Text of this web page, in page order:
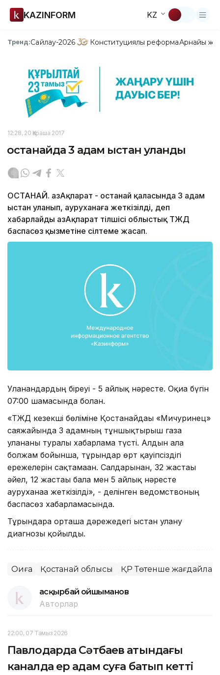
KAZINFORM KZ
Тренд:Сайлау-2026 Конституциялық реформаАрнайы
12:28, 20 Қараша 2017
Қостанайда 3 адам ыстан уланды
ҚОСТАНАЙ. ҚазАқпарат - Қостанай қаласында 3 адам
ыстан уланып, ауруханаға жеткізілді, деп
хабарлайды ҚазАқпарат тілшісі облыстық ТЖД
баспасөз қызметіне сілтеме жасап.
Уланғандардың біреуі - 5 айлық нәресте. Оқиға бүгін
07:00 шамасында болған.
«ТЖД кезекші бөліміне Қостанайдағы «Мичуринец»
саяжайында 3 адамның тұншықтырғыш газға
уланғаны туралы хабарлама түсті. Алдын ала
болжам бойынша, тұрғындар өрт қауіпсіздігі
ережелерін сақтамаған. Салдарынан, 32 жастағы
әйел, 12 жастағы бала мен 5 айлық нәресте
ауруханаға жеткізілді», - делінген ведомствоның
баспасөз хабарламасында.
Тұрғындарға орташа дәрежедегі ыстан улану
диагнозы қойылды.
Оқиға Қостанай облысы ҚР Төтенше жағдайлар
Қасқырбай Қойшыманов
Авторлар
22:00, 07 Тамыз 2026
Павлодарда Сәтбаев атындағы
каналда ер адам суға батып кетті